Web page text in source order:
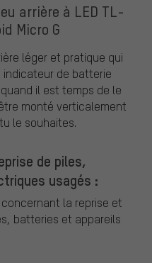
arrière à LED TL-
Micro G
léger et pratique qui
indicateur de batterie
il est temps de le
monté verticalement
le souhaites.
de piles,
usagés :
la reprise et
batteries et appareils